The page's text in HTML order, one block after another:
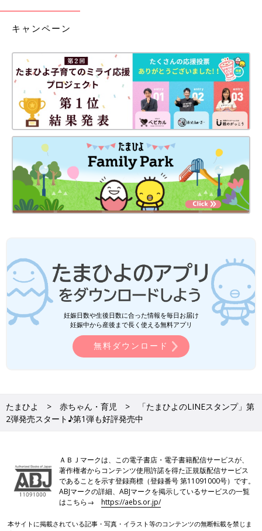
キャンペーン
妊娠日数や生後日数に合った情報を毎日お届け
妊娠中から産後まで長く使える無料アプリ
無料ダウンロード
たまひよ 赤ちゃん・育児
「たまひよのLINEスタンプ」第
2弾発売スタート♪第1弾も好評発売中
ＡＢＪマークは、この電子書店・電子書籍配信サービスが、
著作権者からコンテンツ使用許諾を得た正規版配信サービス
であることを示す登録商標（登録番号 第11091000号）です。
ABJマークの詳細、ABJマークを掲示しているサービスの一覧
はこちら→https://aebs.or.jp/
本サイトに掲載されている記事・写真・イラスト等のコンテンツの無断転載を禁じま